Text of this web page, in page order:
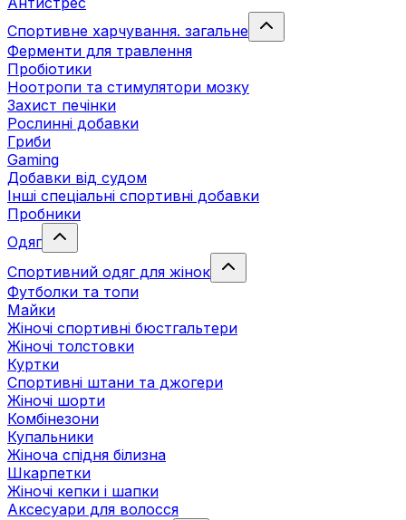
Спортивне харчування. загальне
Ферменти для травлення
Пробіотики
Ноотропи та стимулятори мозку
Захист печінки
Рослинні добавки
Гриби
Gaming
Добавки від судом
Інші спеціальні спортивні добавки
Пробники
Одяг
Спортивний одяг для жінок
Футболки та топи
Майки
Жіночі спортивні бюстгальтери
Жіночі толстовки
Куртки
Спортивні штани та джогери
Жіночі шорти
Комбінезони
Купальники
Жіноча спідня білизна
Шкарпетки
Жіночі кепки і шапки
Аксесуари для волосся